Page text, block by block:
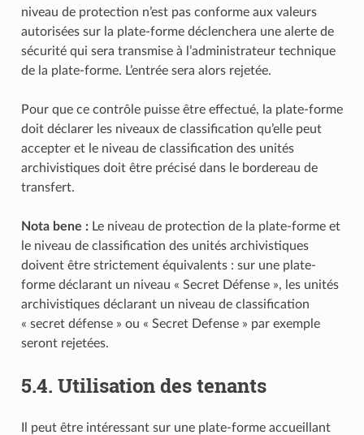
niveau de protection n’est pas conforme aux valeurs
autorisées sur la plate-forme déclenchera une alerte de
sécurité qui sera transmise à l’administrateur technique
de la plate-forme. L’entrée sera alors rejetée.
Pour que ce contrôle puisse être effectué, la plate-forme
doit déclarer les niveaux de classification qu’elle peut
accepter et le niveau de classification des unités
archivistiques doit être précisé dans le bordereau de
transfert.
Nota bene :Le niveau de protection de la plate-forme et
le niveau de classification des unités archivistiques
doivent être strictement équivalents : sur une plate-
forme déclarant un niveau « Secret Défense », les unités
archivistiques déclarant un niveau de classification
« secret défense » ou « Secret Defense » par exemple
seront rejetées.
5.4. Utilisation des tenants
Il peut être intéressant sur une plate-forme accueillant